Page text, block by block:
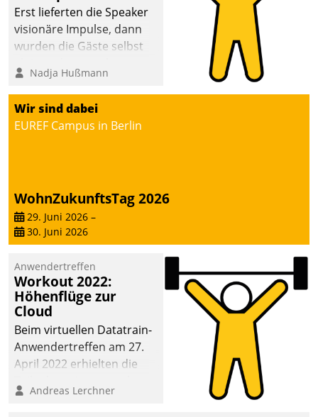
anspruchsvollen
Aufgaben und
abnehmendem
Erst lieferten die Speaker
visionäre Impulse, dann
wurden die Gäste selbst
methodisch
Vernetzungsideen fürs
Quartier. Dazwischen
zeigte Datatrain, was es
Nadja Hußmann
Wir sind dabei
EUREF Campus in Berlin
WohnZukunftsTag 2026
29. Juni 2026 –
30. Juni 2026
Anwendertreffen
Workout 2022:
Höhenflüge zur
Cloud
Beim virtuellen Datatrain-
Anwendertreffen am 27.
April 2022 erhielten die
Teilnehmer kurzweilige
Andreas Lerchner